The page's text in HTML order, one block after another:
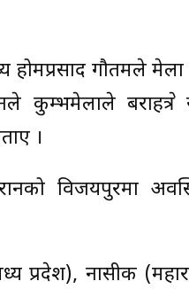
होमप्रसाद गौतमले
कुम्भमेलाले
।
विजयपुरमा
नासीक